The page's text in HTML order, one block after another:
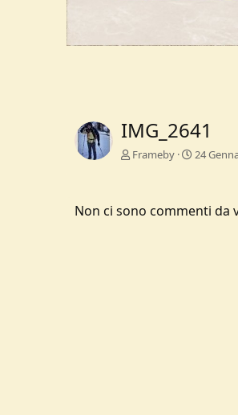
IMG_2641
Frameby 24
Non ci sono commenti da